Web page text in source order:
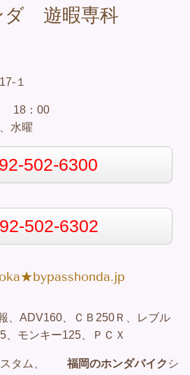
ダ 遊暇専科
１
18：00
水曜
502-6300
502-6302
、ADV160、ＣＢ250Ｒ、レブル
、モンキー125、ＰＣＸ
スタム、 福岡のホンダバイク シ